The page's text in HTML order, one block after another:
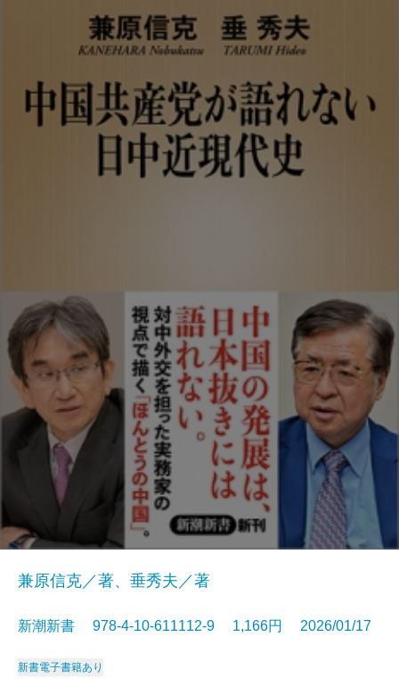
兼原信克／著、垂秀夫／著
新潮新書 978-4-10-611112-9 1,166円 2026/01/17
新書電子書籍あり